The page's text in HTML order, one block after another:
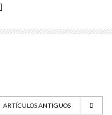
ARTÍCULOS ANTIGUOS